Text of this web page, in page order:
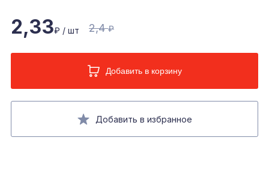
2,33₽ / шт 2,4₽
Добавить в корзину
Добавить в избранное